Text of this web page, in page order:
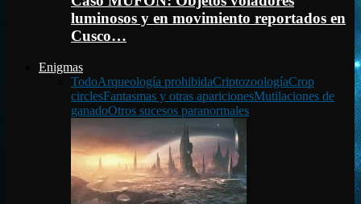
luminosos y en movimiento reportados en
Cusco…
Enigmas
TodoArqueología prohibidaCriptozoologíaCrop
circlesFantasmas y otras aparicionesMutilaciones de
ganadoOtros sucesos paranormales